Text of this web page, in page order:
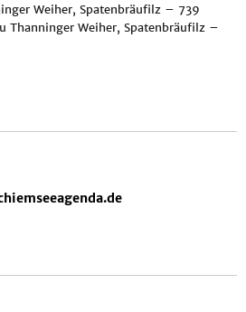
Weiher, Spatenbräufilz – 739
Thanninger Weiher, Spatenbräufilz –